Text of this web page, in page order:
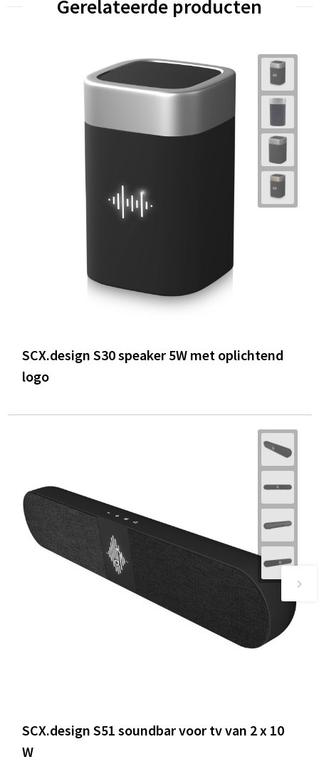
Gerelateerde producten
SCX.design S30 speaker 5W met oplichtend
logo
SCX.design S51 soundbar voor tv van 2 x 10
W